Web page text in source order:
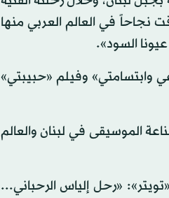
ولاقت نجاحاً في العالم العربي منها
السود».
ودموعي وابتسامتي» وفيلم «حبيبتي»
الموسيقى في لبنان والعالم
«رحل إلياس الرحباني...